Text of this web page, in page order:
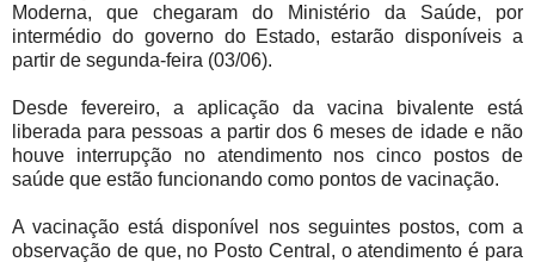
Moderna, que chegaram do Ministério da Saúde, por
intermédio do governo do Estado, estarão disponíveis a
partir de segunda-feira (03/06).
Desde fevereiro, a aplicação da vacina bivalente está
liberada para pessoas a partir dos 6 meses de idade e não
houve interrupção no atendimento nos cinco postos de
saúde que estão funcionando como pontos de vacinação.
A vacinação está disponível nos seguintes postos, com a
observação de que, no Posto Central, o atendimento é para